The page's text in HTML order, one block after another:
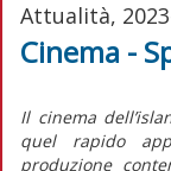
Attualità,
Cinema -
Il cinema
quel rapido
produzione